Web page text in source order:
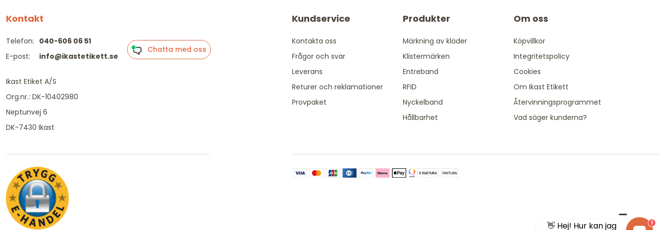
Kontakt
Telefon:
E-post:
040-606 06 51
info@ikastetikett.se
Ikast Etiket A/S
Org.nr.: DK-10402980
Neptunvej 6
DK-7430 Ikast
Chatta med oss
Kundservice
Kontakta oss
Frågor och svar
Leverans
Returer och reklamationer
Provpaket
Produkter
Märkning av kläder
Klistermärken
Entreband
RFID
Nyckelband
Hållbarhet
Om oss
Köpvillkor
Integritetspolicy
Cookies
Om Ikast Etikett
Återvinningsprogrammet
Vad säger kunderna?
👋 Hej! Hur kan jag
1